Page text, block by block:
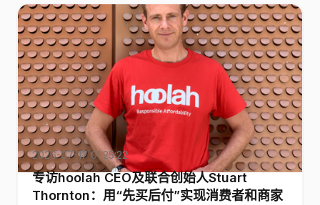
2026-07-17 01:25:22
专访hoolah CEO及联合创始人Stuart
Thornton：用“先买后付”实现消费者和商家